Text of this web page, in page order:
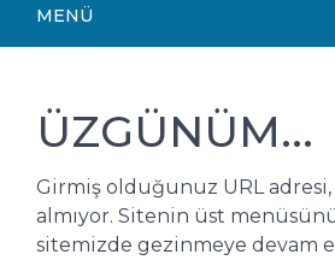
MENÜ
ÜZGÜNÜM...
Girmiş olduğunuz URL adresi,
almıyor. Sitenin üst
sitemizde gezinmeye devam